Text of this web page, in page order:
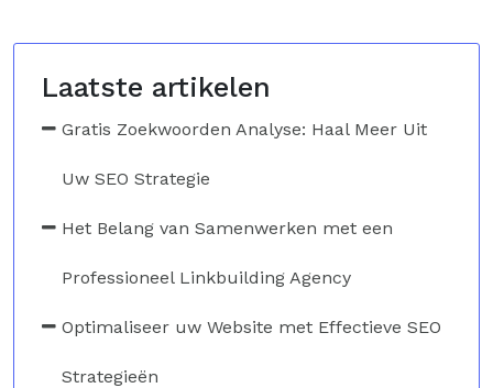
Laatste artikelen
Gratis Zoekwoorden Analyse: Haal Meer Uit
Uw SEO Strategie
Het Belang van Samenwerken met een
Professioneel Linkbuilding Agency
Optimaliseer uw Website met Effectieve SEO
Strategieën